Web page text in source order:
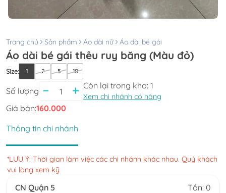
Trang chủ Sản phẩm Áo dài nữ Áo dài bé gái
Áo dài bé gái thêu ruy băng (Màu đỏ)
Size: 1 2 5 10
Số lượng
Còn lại trong kho: 1
Xem chi nhánh có hàng
Giá bán:160.000
Thông tin chi nhánh
*LƯU Ý: Thời gian làm việc các chi nhánh khác nhau. Quý khách
vui lòng xem kỹ
CN Quận 5
Tồn: 0